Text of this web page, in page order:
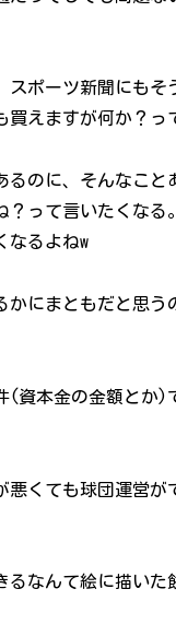
ポーツ新聞にもそ
えますが何か？っ
のに、そんなこと
って言いたくなる
なるよねw
にまともだと思う
(資本金の金額とか)
くても球団運営が
なんて絵に描いた